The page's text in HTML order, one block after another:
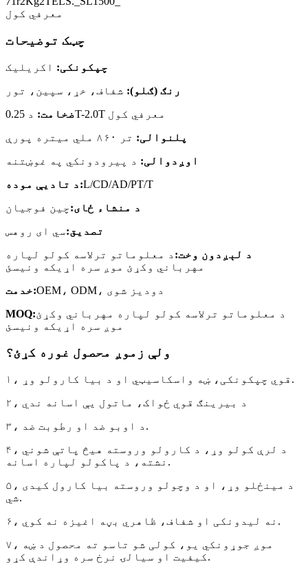
چټک توضیحات
چپکونکی: اکریلیک
رنګ (ګلو): شفاف، خړ، سپین، تور
ضخامت:
د 0.25T-2.0T معرفي کول
پلنوالی: تر ۸۶۰ ملي میتره پورې
اوږدوالی: د پیرودونکي په غوښتنه
د تادیې موده:L/CD/AD/PT/T
د منشاء ځای:چین فوجیان
تصدیق:سي ای روهس
د لېږدون وخت: د معلوماتو ترلاسه کولو لپاره
مهرباني وکړئ موږ سره اړیکه ونیسئ
خدمت:
OEM، ODM، دودیز شوی
MOQ:د معلوماتو ترلاسه کولو لپاره مهرباني وکړئ
موږ سره اړیکه ونیسئ
ولې زموږ محصول غوره کړئ؟
۱، قوي چپکونکی، ښه واسکاسیټي او د بیا کارولو وړ.
۲، د بیرینګ قوي ځواک، ماتول یې اسانه ندي
۳، د اوبو ضد او رطوبت ضد.
۴، د لرې کولو وړ، د کارولو وروسته هیڅ پاتې شوني
نشته، د پاکولو لپاره اسانه.
۵، د مینځلو وړ، او د وچولو وروسته بیا کارول کیدی
شي.
۶، نه لیدونکی او شفاف، ظاهري بڼه اغیزه نه کوي.
۷، موږ جوړونکي یو، کولی شو تاسو ته محصول د ښه
کیفیت او سیالۍ نرخ سره وړاندې کړو.